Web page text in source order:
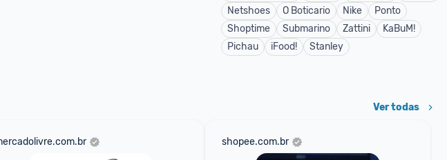
Netshoes
O Boticario Nike
Ponto
Shoptime
Submarino Zattini
KaBuM!
Pichau
iFood! Stanley
Ver todas
shopee.com.br